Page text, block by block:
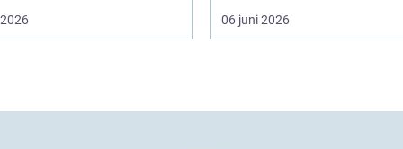
06 juni 2026